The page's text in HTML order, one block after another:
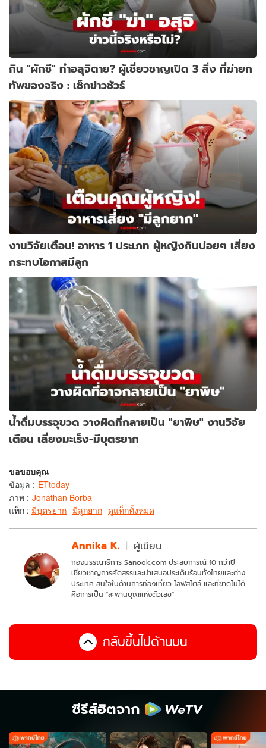
กิน "ผักชี" ทำอสุจิตาย? ผู้เชี่ยวชาญเปิด 3 สิ่ง ที่ฆ่ายก
ทัพของจริง : เช็กข่าวชัวร์
งานวิจัยเตือน! อาหาร 1 ประเภท ผู้หญิงกินบ่อยๆ เสี่ยง
กระทบโอกาสมีลูก
น้ำดื่มบรรจุขวด วางผิดที่กลายเป็น "ยาพิษ" งานวิจัย
เตือน เสี่ยงมะเร็ง-มีบุตรยาก
ขอขอบคุณ
ข้อมูล : ETtoday
ภาพ : Jonathan Borba
แท็ก : มีบุตรยาก มีลูกยาก ดูแท็กทั้งหมด
Annika K. ผู้เขียน
กองบรรณาธิการ Sanook.com ประสบการณ์ 10 กว่าปี
เชี่ยวชาญการคัดสรรและนำเสนอประเด็นร้อนทั้งไทยและต่าง
ประเทศ สนใจในด้านการท่องเที่ยว ไลฟ์สไตล์ และที่ขาดไม่ได้
คือการเป็น "สะพานบุญแห่งตัวเลข"
กลับขึ้นไปด้านบน
ซีรีส์ฮิตจาก